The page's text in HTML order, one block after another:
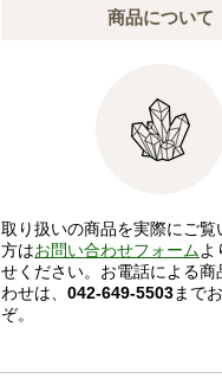
商品について
取り扱いの商品を実際にご覧
方はお問い合わせフォームよ
せください。お電話による商
わせは、 042-649-5503まで
ぞ。